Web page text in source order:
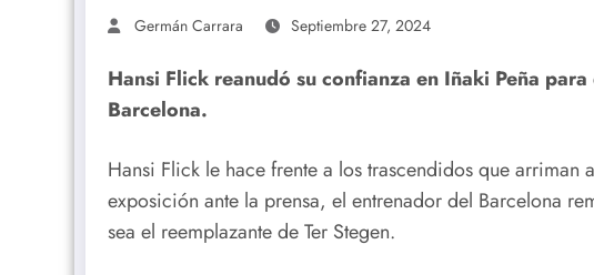
Germán Carrara Septiembre 27, 2024
Hansi Flick reanudó su confianza en Iñaki Peña
Barcelona.
Hansi Flick le hace frente a los trascendidos que arriman
exposición ante la prensa, el entrenador del Barcelona
sea el reemplazante de Ter Stegen.